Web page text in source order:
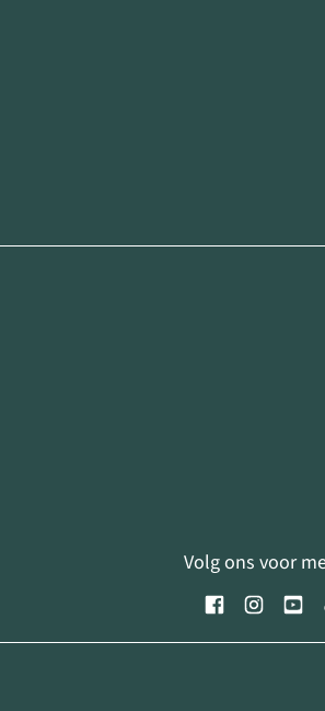
Volg ons voor